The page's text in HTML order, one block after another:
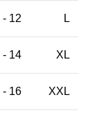
L
12 - 14
XL
14 - 16
XXL
16 - 28